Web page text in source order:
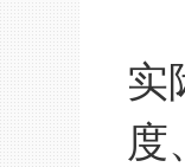
实
度